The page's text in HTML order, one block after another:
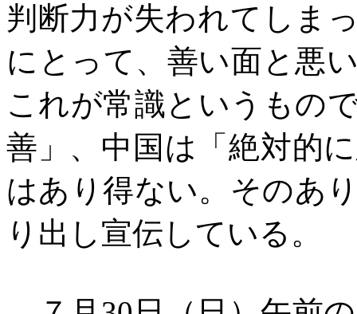
判断力が失われてしま
にとって、善い面と悪
これが常識というもの
善」、中国は「絶対的
はあり得ない。そのあ
り出し宣伝している。